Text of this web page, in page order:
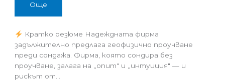
Още
Кратко резюме Надеждната фирма
задължително предлага геофизично проучване
преди сондажа. Фирма, която сондира без
проучване, залага на „опит" и „интуиция" — и
рискът от…